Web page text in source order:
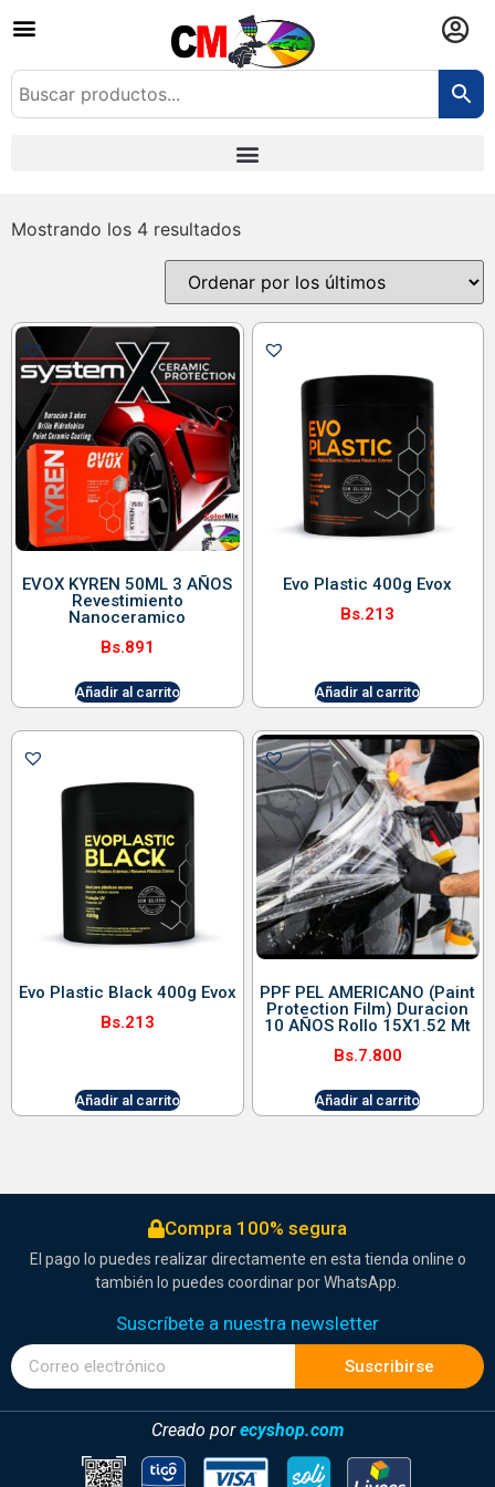
Mostrando los 4 resultados
EVOX KYREN 50ML 3 AÑOS
Revestimiento
Nanoceramico
Bs.891
Añadir al carrito
Evo Plastic 400g Evox
Bs.213
Añadir al carrito
Evo Plastic Black 400g Evox
Bs.213
Añadir al carrito
PPF PEL AMERICANO (Paint
Protection Film) Duracion
10 AÑOS Rollo 15X1.52 Mt
Bs.7.800
Añadir al carrito
Compra 100% segura
El pago lo puedes realizar directamente en esta tienda online o
también lo puedes coordinar por WhatsApp.
Suscríbete a nuestra newsletter
Suscribirse
Creado porecyshop.com